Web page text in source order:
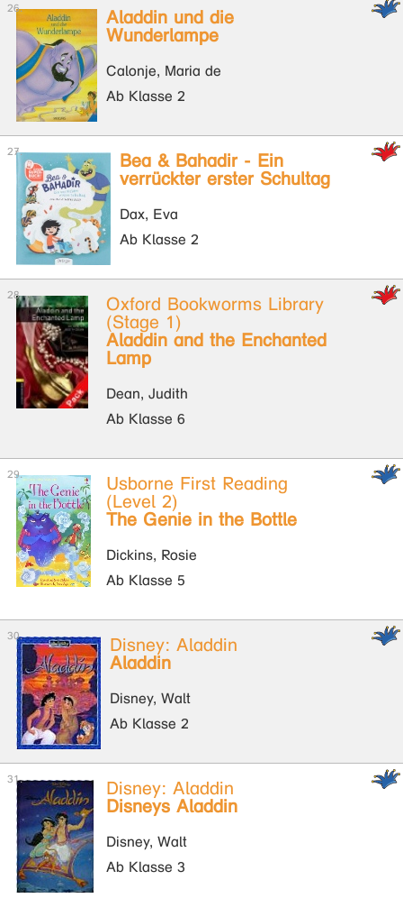
Aladdin und die
Wunderlampe
Calonje, Maria de
Ab Klasse 2
Bea & Bahadir - Ein
verrückter erster Schultag
Dax, Eva
Ab Klasse 2
Oxford Bookworms Library
(Stage 1)
Aladdin and the Enchanted
Lamp
Dean, Judith
Ab Klasse 6
Usborne First Reading
(Level 2)
The Genie in the Bottle
Dickins, Rosie
Ab Klasse 5
Disney: Aladdin
Aladdin
Disney, Walt
Ab Klasse 2
Disney: Aladdin
Disneys Aladdin
Disney, Walt
Ab Klasse 3